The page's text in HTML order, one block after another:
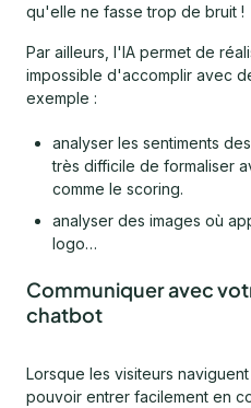
qu'elle ne fasse trop de bruit !
Par ailleurs, l'IA permet de
impossible d'accomplir avec
exemple :
analyser les sentiments
très difficile de formaliser
comme le scoring.
analyser des images où
logo…
Communiquer avec
chatbot
Lorsque les visiteurs
pouvoir entrer facilement en